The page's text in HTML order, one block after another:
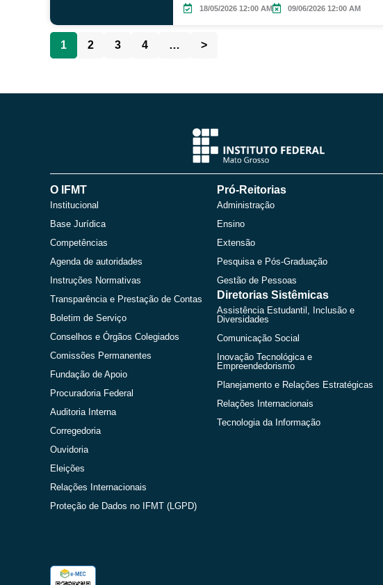
18/05/2026 12:00 AM 09/06/2026 12:00 AM
1 2 3 4 … >
O IFMT
Institucional
Base Jurídica
Competências
Agenda de autoridades
Instruções Normativas
Transparência e Prestação de Contas
Boletim de Serviço
Conselhos e Órgãos Colegiados
Comissões Permanentes
Fundação de Apoio
Procuradoria Federal
Auditoria Interna
Corregedoria
Ouvidoria
Eleições
Relações Internacionais
Proteção de Dados no IFMT (LGPD)
Pró-Reitorias
Administração
Ensino
Extensão
Pesquisa e Pós-Graduação
Gestão de Pessoas
Diretorias Sistêmicas
Assistência Estudantil, Inclusão e
Diversidades
Comunicação Social
Inovação Tecnológica e
Empreendedorismo
Planejamento e Relações Estratégicas
Relações Internacionais
Tecnologia da Informação